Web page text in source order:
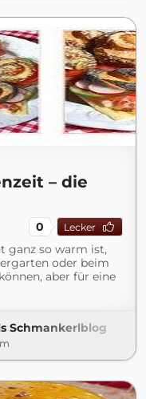
– die
0 Lecker
ganz so warm ist,
oder beim
aber für eine
Schmankerlblog